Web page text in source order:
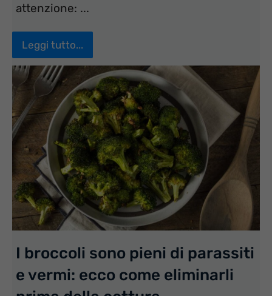
attenzione: ...
Leggi tutto...
I broccoli sono pieni di parassiti
e vermi: ecco come eliminarli